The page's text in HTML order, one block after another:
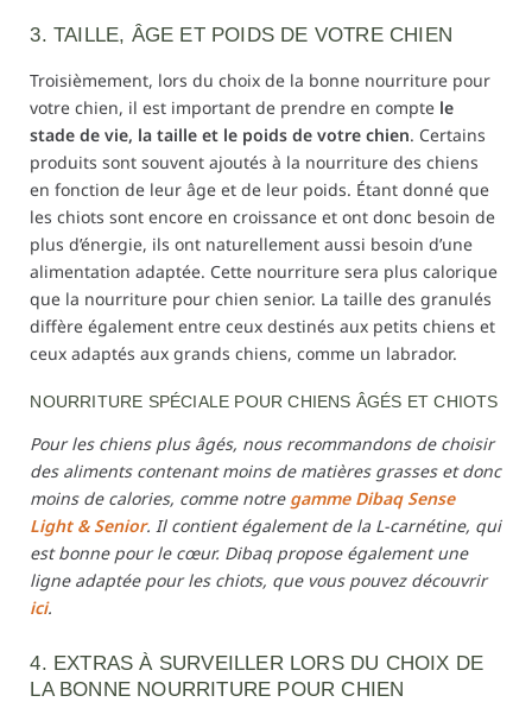
3. TAILLE, ÂGE ET POIDS DE VOTRE CHIEN
Troisièmement, lors du choix de la bonne nourriture pour
votre chien, il est important de prendre en compte le
stade de vie, la taille et le poids de votre chien. Certains
produits sont souvent ajoutés à la nourriture des chiens
en fonction de leur âge et de leur poids. Étant donné que
les chiots sont encore en croissance et ont donc besoin de
plus d’énergie, ils ont naturellement aussi besoin d’une
alimentation adaptée. Cette nourriture sera plus calorique
que la nourriture pour chien senior. La taille des granulés
diffère également entre ceux destinés aux petits chiens et
ceux adaptés aux grands chiens, comme un labrador.
NOURRITURE SPÉCIALE POUR CHIENS ÂGÉS ET CHIOTS
Pour les chiens plus âgés, nous recommandons de choisir
des aliments contenant moins de matières grasses et donc
moins de calories, comme notre gamme Dibaq Sense
Light & Senior. Il contient également de la L-carnétine, qui
est bonne pour le cœur. Dibaq propose également une
ligne adaptée pour les chiots, que vous pouvez découvrir
ici.
4. EXTRAS À SURVEILLER LORS DU CHOIX DE
LA BONNE NOURRITURE POUR CHIEN